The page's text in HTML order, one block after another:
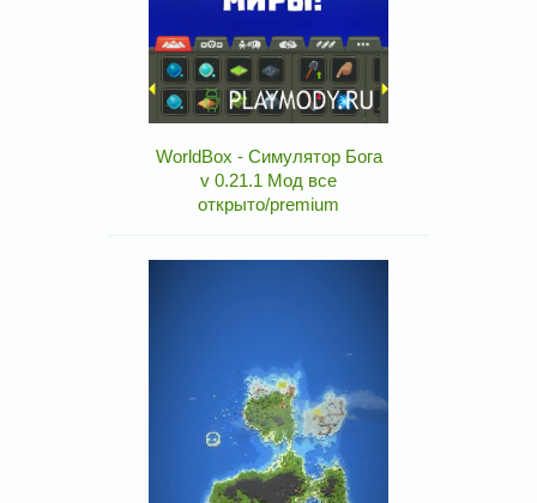
WorldBox - Симулятор Бога
v 0.21.1 Мод все
открыто/premium